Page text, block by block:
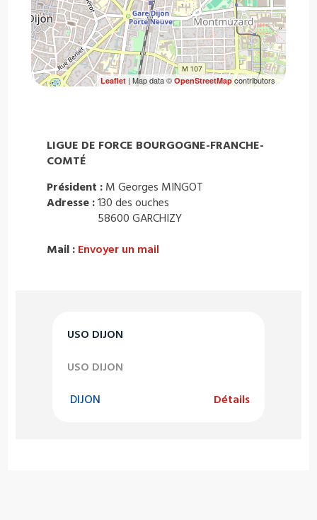
USO DIJON
USO DIJON
DIJON Détails
Leaflet| Map data ©OpenStreetMapcontributors
LIGUE DE FORCE BOURGOGNE-FRANCHE-
COMTÉ
Président : M Georges MINGOT
Adresse :130 des ouches
58600 GARCHIZY
Mail : Envoyer un mail